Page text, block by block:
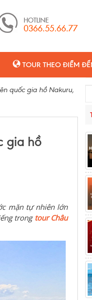
TOUR THEO ĐIỂM
quốc gia hồ Nakuru,
gia hồ
mặn tự nhiên lớn
trong tour Châu